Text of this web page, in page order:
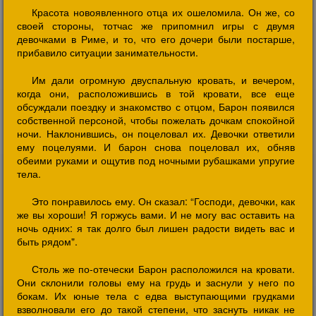
Красота новоявленного отца их ошеломила. Он же, со
своей стороны, тотчас же припомнил игры с двумя
девочками в Риме, и то, что его дочери были постарше,
прибавило ситуации занимательности.
Им дали огромную двуспальную кровать, и вечером,
когда они, расположившись в той кровати, все еще
обсуждали поездку и знакомство с отцом, Барон появился
собственной персоной, чтобы пожелать дочкам спокойной
ночи. Наклонившись, он поцеловал их. Девочки ответили
ему поцелуями. И барон снова поцеловал их, обняв
обеими руками и ощутив под ночными рубашками упругие
тела.
Это понравилось ему. Он сказал: “Господи, девочки, как
же вы хороши! Я горжусь вами. И не могу вас оставить на
ночь одних: я так долго был лишен радости видеть вас и
быть рядом".
Столь же по-отечески Барон расположился на кровати.
Они склонили головы ему на грудь и заснули у него по
бокам. Их юные тела с едва выступающими грудками
взволновали его до такой степени, что заснуть никак не